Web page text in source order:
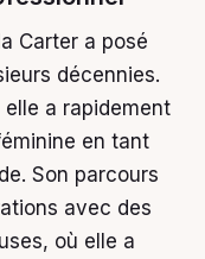
Carter a posé
décennies.
elle a rapidement
en tant
Son parcours
avec des
où elle a